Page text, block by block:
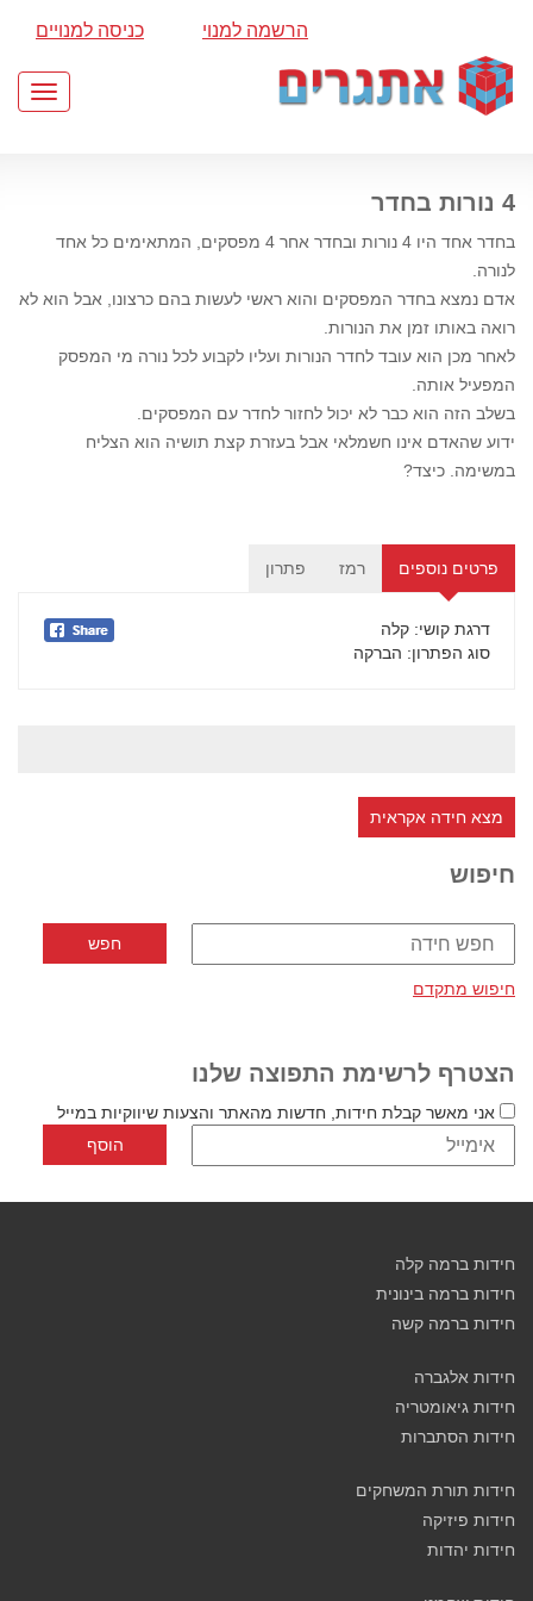
הרשמה למנוי כניסה למנויים
4 נורות בחדר
בחדר אחד היו 4 נורות ובחדר אחר 4 מפסקים, המתאימים כל אחד
לנורה.
אדם נמצא בחדר המפסקים והוא ראשי לעשות בהם כרצונו, אבל הוא לא
רואה באותו זמן את הנורות.
לאחר מכן הוא עובד לחדר הנורות ועליו לקבוע לכל נורה מי המפסק
המפעיל אותה.
בשלב הזה הוא כבר לא יכול לחזור לחדר עם המפסקים.
ידוע שהאדם אינו חשמלאי אבל בעזרת קצת תושיה הוא הצליח
במשימה. כיצד?
פרטים נוספים רמז פתרון
דרגת קושי: קלה
סוג הפתרון: הברקה
מצא חידה אקראית
חיפוש
חיפוש מתקדם
הצטרף לרשימת התפוצה שלנו
אני מאשר קבלת חידות, חדשות מהאתר והצעות שיווקיות במייל
חידות ברמה קלה
חידות ברמה בינונית
חידות ברמה קשה
חידות אלגברה
חידות גיאומטריה
חידות הסתברות
חידות תורת המשחקים
חידות פיזיקה
חידות יהדות